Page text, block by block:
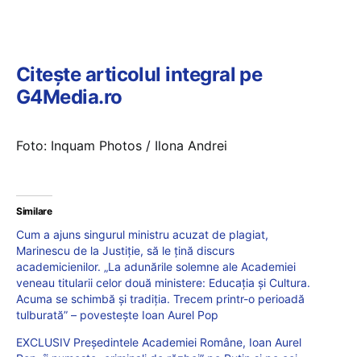
Citește articolul integral pe
G4Media.ro
Foto: Inquam Photos / Ilona Andrei
Similare
Cum a ajuns singurul ministru acuzat de plagiat,
Marinescu de la Justiție, să le țină discurs
academicienilor. „La adunările solemne ale Academiei
veneau titularii celor două ministere: Educația și Cultura.
Acuma se schimbă și tradiția. Trecem printr-o perioadă
tulburată” – povestește Ioan Aurel Pop
EXCLUSIV Președintele Academiei Române, Ioan Aurel